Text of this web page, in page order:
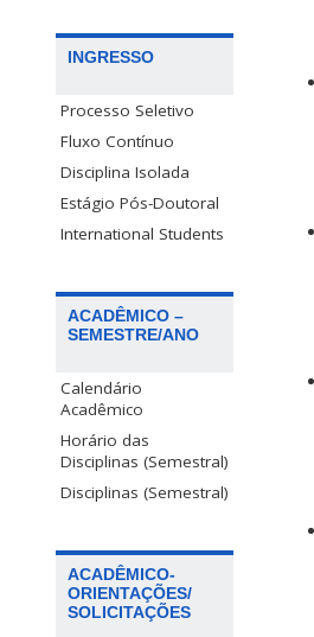
INGRESSO
Processo Seletivo
Fluxo Contínuo
Disciplina Isolada
Estágio Pós-Doutoral
International Students
ACADÊMICO –
SEMESTRE/ANO
Calendário
Acadêmico
Horário das
Disciplinas (Semestral)
Disciplinas (Semestral)
ACADÊMICO-
ORIENTAÇÕES/
SOLICITAÇÕES